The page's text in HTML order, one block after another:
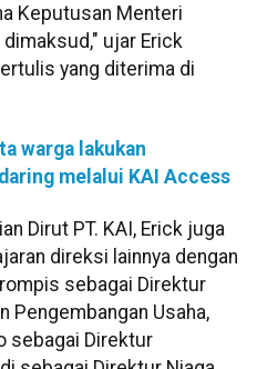
Keputusan Menteri
ujar Erick
yang diterima di
warga lakukan
melalui KAI Access
Dirut PT. KAI, Erick juga
direksi lainnya dengan
sebagai Direktur
Pengembangan Usaha,
sebagai Direktur